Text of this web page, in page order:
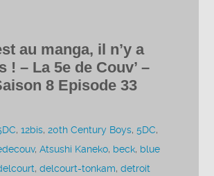
au manga, il n’y a
! – La 5e de Couv’ –
8 Episode 33
,12bis,20th Century Boys,5DC,
,Atsushi Kaneko, beck, blue
,delcourt-tonkam,detroit